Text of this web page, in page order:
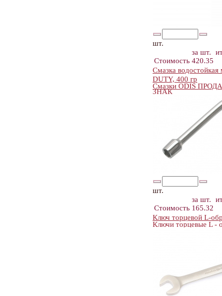
шт.
за шт.
Стоимость 420.35
Смазка
DUTY, 400 гр
Смазки ODIS
ЗНАК
шт.
за шт.
Стоимость 165.32
Ключ торцевой L-
Ключи торцевые L